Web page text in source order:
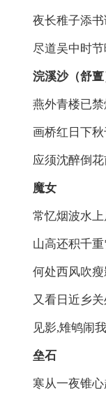
夜长稚子添书
尽道吴中时节
浣溪沙（舒亶
燕外青楼已禁
画桥红日下秋
应须沈醉倒花
魔女
常忆烟波水上
山高还积千重
何处西风吹瘦
又看日近乡关
见影,雉鸲闹我
垒石
寒从一夜锥心